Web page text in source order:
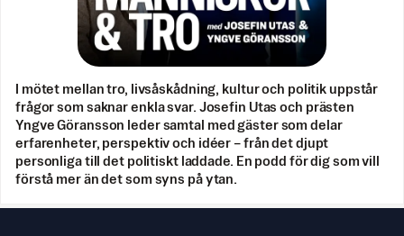
I mötet mellan tro, livsåskådning, kultur och politik uppstår
frågor som saknar enkla svar. Josefin Utas och prästen
Yngve Göransson leder samtal med gäster som delar
erfarenheter, perspektiv och idéer – från det djupt
personliga till det politiskt laddade. En podd för dig som vill
förstå mer än det som syns på ytan.